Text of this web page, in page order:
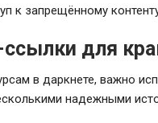
к запрещённому
для
в даркнете, важно
надежными